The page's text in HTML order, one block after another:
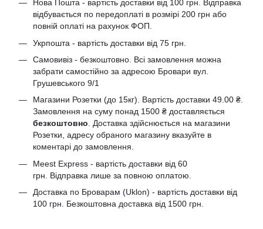
Нова Пошта - вартість доставки від 100 грн. Відправка
відбувається по передоплаті в розмірі 200 грн або
повній оплаті на рахунок ФОП.
Укрпошта - вартість доставки від 75 грн.
Самовивіз - безкоштовно. Всі замовлення можна
забрати самостійно за адресою Бровари вул.
Грушевського 9/1
Магазини Розетки (до 15кг). Вартість доставки 49.00 ₴.
Замовлення на суму понад 1500 ₴ доставляється
безкоштовно. Доставка здійснюється на магазини
Розетки, адресу обраного магазину вказуйте в
коментарі до замовлення.
Meest Express - вартість доставки від 60
грн. Відправка лише за повною оплатою.
Доставка по Броварам (Uklon) - вартість доставки від
100 грн. Безкоштовна доставка від 1500 грн.